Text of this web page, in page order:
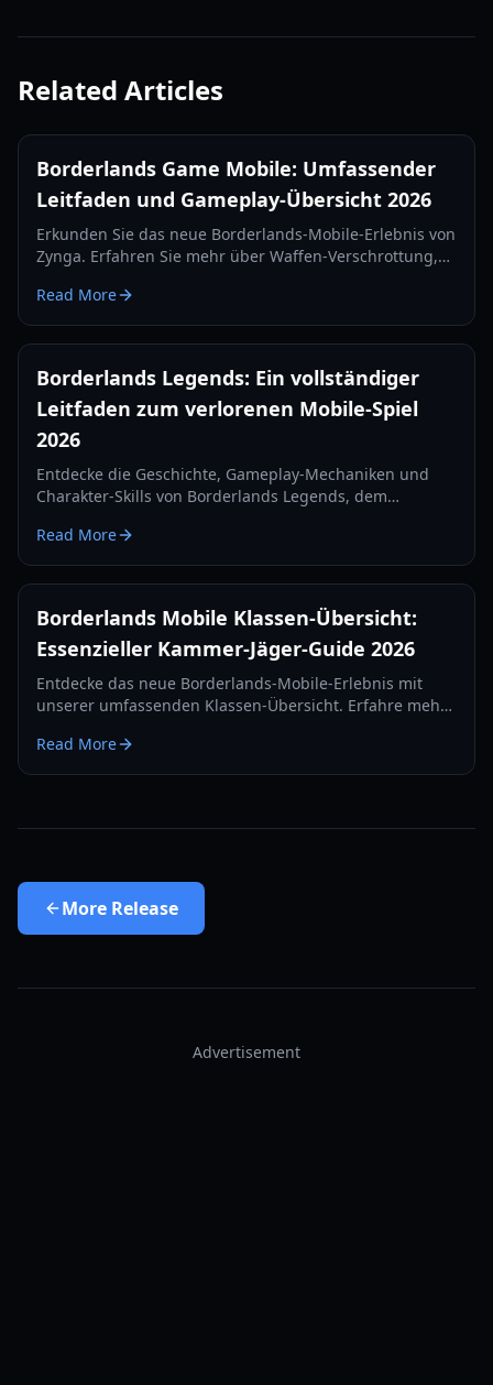
Related Articles
Borderlands Game Mobile: Umfassender
Leitfaden und Gameplay-Übersicht 2026
Erkunden Sie das neue Borderlands-Mobile-Erlebnis von
Zynga. Erfahren Sie mehr über Waffen-Verschrottung,
unserem Guide 2026.
Read More
Borderlands Legends: Ein vollständiger
Leitfaden zum verlorenen Mobile-Spiel
2026
Entdecke die Geschichte, Gameplay-Mechaniken und
Charakter-Skills von Borderlands Legends, dem
2026 auf dieses verlorene Juwel zugreifen kannst.
Read More
Borderlands Mobile Klassen-Übersicht:
Essenzieller Kammer-Jäger-Guide 2026
Entdecke das neue Borderlands-Mobile-Erlebnis mit
unserer umfassenden Klassen-Übersicht. Erfahre mehr
im Jahr 2026.
Read More
More Release
Advertisement